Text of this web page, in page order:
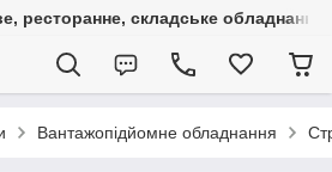
ресторанне, складське обладнання
Вантажопідйомне обладнання